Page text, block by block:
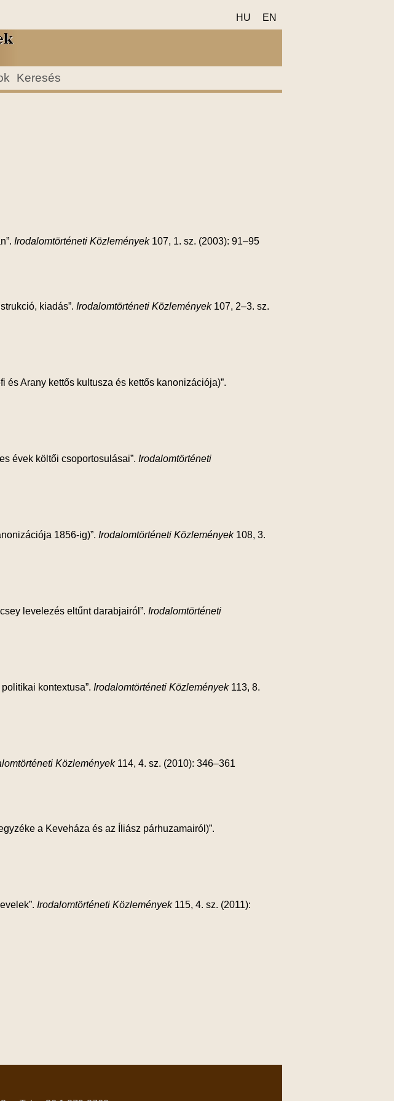
HU EN
Keresés
Irodalomtörténeti Közlemények107, 1. sz. (2003): 91–95
kiadás”. Irodalomtörténeti Közlemények107, 2–3. sz.
Arany kettős kultusza és kettős kanonizációja)”.
évek költői csoportosulásai”. Irodalomtörténeti
1856-ig)”. Irodalomtörténeti Közlemények108, 3.
levelezés eltűnt darabjairól”. Irodalomtörténeti
kontextusa”. Irodalomtörténeti Közlemények113, 8.
Közlemények114, 4. sz. (2010): 346–361
a Keveháza és az Íliász párhuzamairól)”.
Irodalomtörténeti Közlemények115, 4. sz. (2011):